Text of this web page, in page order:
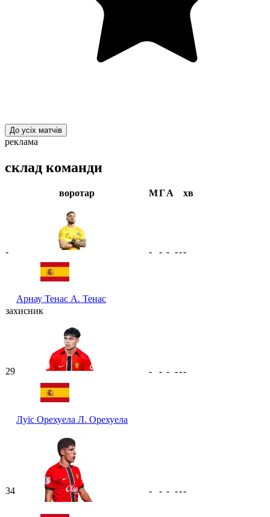
До усіх матчів
реклама
склад команди
воротар МГА хв
-
Арнау Тенас А. Тенас
- - - ---
захисник
29
Луїс Орехуела Л. Орехуела
- - - ---
34 - - - ---